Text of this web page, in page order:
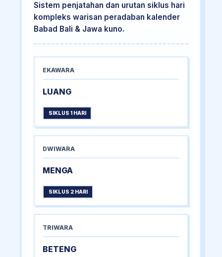
Sistem penjatahan dan urutan siklus hari
kompleks warisan peradaban kalender
Babad Bali & Jawa kuno.
EKAWARA
LUANG
SIKLUS 1 HARI
DWIWARA
MENGA
SIKLUS 2 HARI
TRIWARA
BETENG